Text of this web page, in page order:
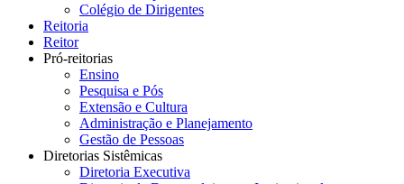
Colégio de Dirigentes
Reitoria
Reitor
Pró-reitorias
Ensino
Pesquisa e Pós
Extensão e Cultura
Administração e Planejamento
Gestão de Pessoas
Diretorias Sistêmicas
Diretoria Executiva